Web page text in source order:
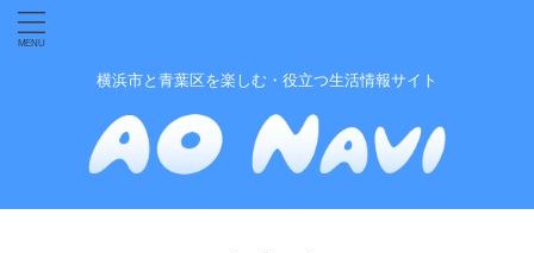
横浜市と青葉区を楽しむ・役立つ生活情報サイト